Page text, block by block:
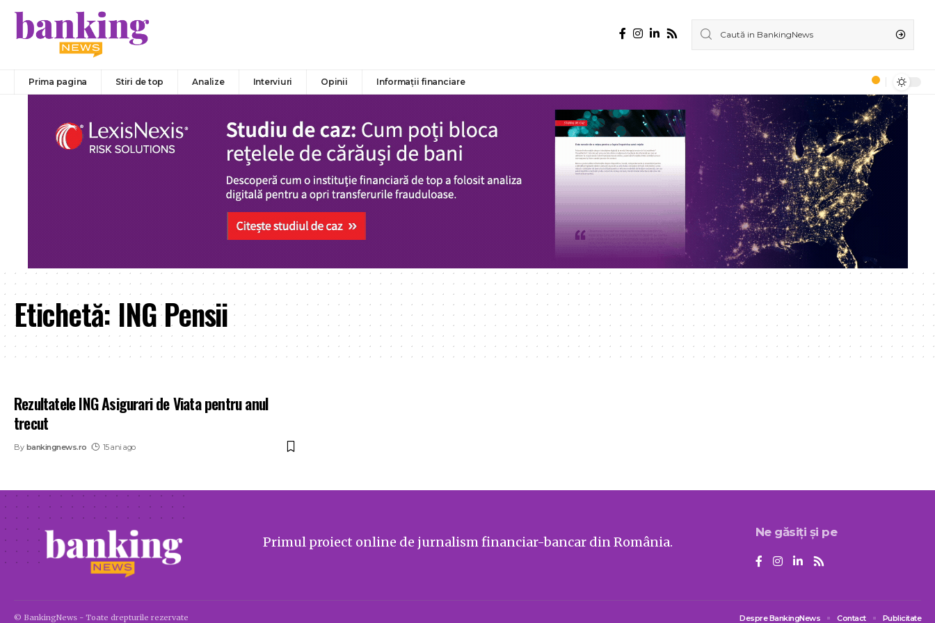
Prima pagina Stiri de top Analize Interviuri Opinii Informații financiare
Etichetă: ING Pensii
Rezultatele ING Asigurari de Viata pentru anul
trecut
By bankingnews.ro 15 ani ago
Primul proiect online de jurnalism financiar-bancar din România.
Ne găsiți și pe
© BankingNews - Toate drepturile rezervate Despre BankingNews Contact Publicitate